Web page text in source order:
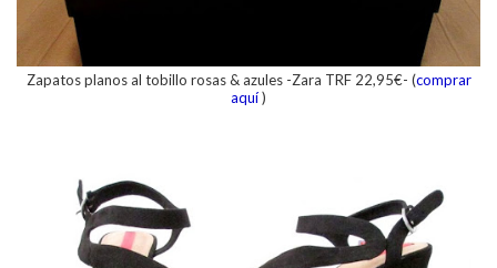
Zapatos planos al tobillo rosas & azules -Zara TRF 22,95€- (comprar
aquí)